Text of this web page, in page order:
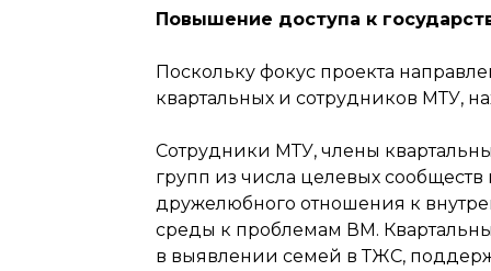
Повышение доступа к
Поскольку фокус проекта
квартальных и сотрудников МТУ,
Сотрудники МТУ, члены
групп из числа целевых
дружелюбного отношения к
среды к проблемам ВМ.
в выявлении семей в ТЖС,